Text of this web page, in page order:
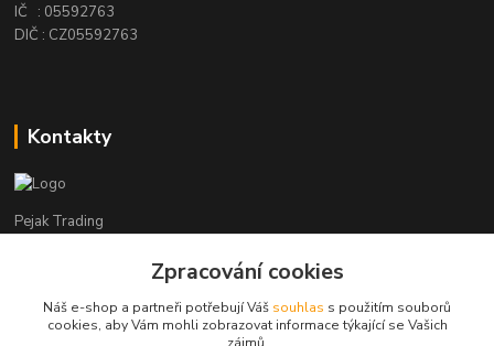
IČ : 05592763
DIČ : CZ05592763
Kontakty
Pejak Trading
+ 420 724 280 132
(Po-Pá, 8-16 hod.)
Zpracování cookies
Náš e-shop a partneři potřebují Váš souhlas s použitím souborů
cookies, aby Vám mohli zobrazovat informace týkající se Vašich